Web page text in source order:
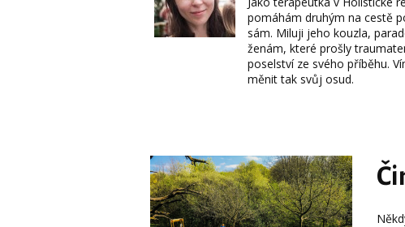
pomáhám druhým na cestě
sám. Miluji jeho kouzla,
ženám, které prošly
poselství ze svého příběhu.
měnit tak svůj osud.